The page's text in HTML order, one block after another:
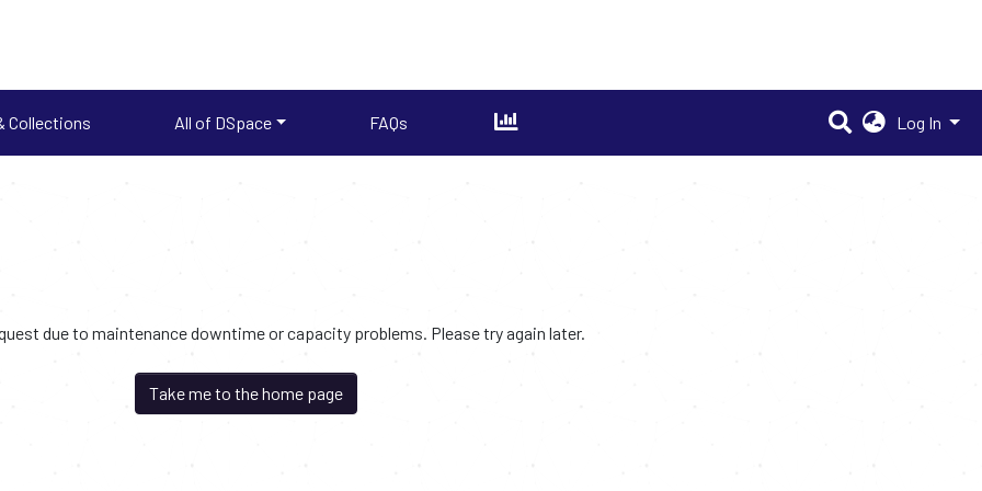
Collections All of DSpace FAQs Log In
due to maintenance downtime or capacity problems. Please try again later.
Take me to the home page